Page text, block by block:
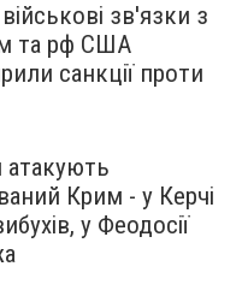
зв'язки з
та рф США
санкції проти
Крим - у Керчі
у Феодосії